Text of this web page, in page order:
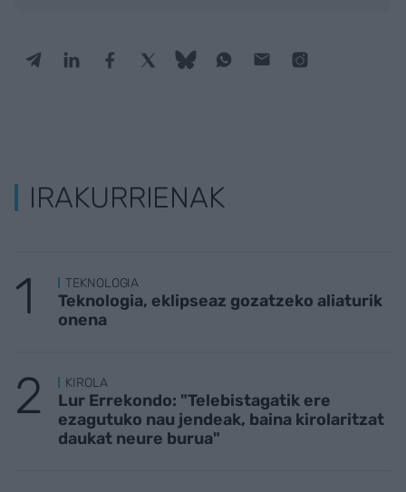
IRAKURRIENAK
TEKNOLOGIA
Teknologia, eklipseaz gozatzeko aliaturik
onena
KIROLA
Lur Errekondo: "Telebistagatik ere
ezagutuko nau jendeak, baina kirolaritzat
daukat neure burua"